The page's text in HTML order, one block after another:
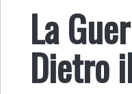
La
Dietro